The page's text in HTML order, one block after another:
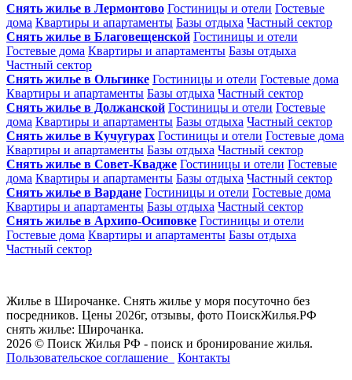
Снять жилье в Лермонтово Гостиницы и отели Гостевые
дома Квартиры и апартаменты Базы отдыха Частный сектор
Снять жилье в Благовещенской Гостиницы и отели
Гостевые дома Квартиры и апартаменты Базы отдыха
Частный сектор
Снять жилье в Ольгинке Гостиницы и отели Гостевые дома
Квартиры и апартаменты Базы отдыха Частный сектор
Снять жилье в Должанской Гостиницы и отели Гостевые
дома Квартиры и апартаменты Базы отдыха Частный сектор
Снять жилье в Кучугурах Гостиницы и отели Гостевые дома
Квартиры и апартаменты Базы отдыха Частный сектор
Снять жилье в Совет-Квадже Гостиницы и отели Гостевые
дома Квартиры и апартаменты Базы отдыха Частный сектор
Снять жилье в Вардане Гостиницы и отели Гостевые дома
Квартиры и апартаменты Базы отдыха Частный сектор
Снять жилье в Архипо-Осиповке Гостиницы и отели
Гостевые дома Квартиры и апартаменты Базы отдыха
Частный сектор
Жилье в Широчанке. Снять жилье у моря посуточно без
посредников. Цены 2026г, отзывы, фото ПоискЖилья.РФ
снять жилье: Широчанка.
2026 © Поиск Жилья РФ - поиск и бронирование жилья.
Пользовательское соглашение
Контакты